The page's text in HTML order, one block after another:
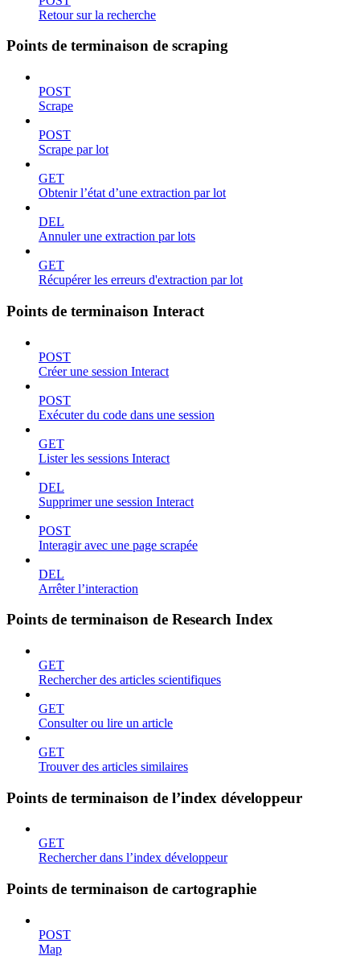
Retour sur la recherche
Points de terminaison de scraping
POST
Scrape
POST
Scrape par lot
GET
Obtenir l’état d’une extraction par lot
DEL
Annuler une extraction par lots
GET
Récupérer les erreurs d'extraction par lot
Points de terminaison Interact
POST
Créer une session Interact
POST
Exécuter du code dans une session
GET
Lister les sessions Interact
DEL
Supprimer une session Interact
POST
Interagir avec une page scrapée
DEL
Arrêter l’interaction
Points de terminaison de Research Index
GET
Rechercher des articles scientifiques
GET
Consulter ou lire un article
GET
Trouver des articles similaires
Points de terminaison de l’index développeur
GET
Rechercher dans l’index développeur
Points de terminaison de cartographie
POST
Map